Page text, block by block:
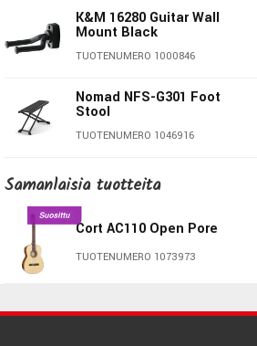
TUOTENUMERO 1080259
Yamaha CGS102A II
Ibanez GA5MHTCE-
OPN - Natural
Ibanez GA5FMTCE
Open Pore Blueberry
K&M 16280 Guitar Wall
Mount Black
TUOTENUMERO 1000846
Nomad NFS-G301 Foot
Stool
TUOTENUMERO 1046916
KORG PC-2 Pitchclip2
clip on tuner
Kyser KGCBA Classical
Samanlaisia ​​tuotteita
Cort AC110 Open Pore
TUOTENUMERO 1073973